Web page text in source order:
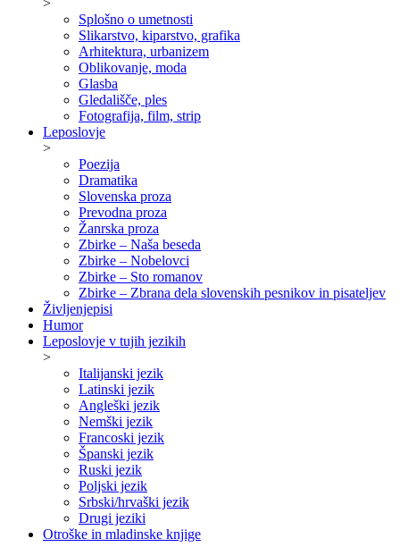
>
Splošno o umetnosti
Slikarstvo, kiparstvo, grafika
Arhitektura, urbanizem
Oblikovanje, moda
Glasba
Gledališče, ples
Fotografija, film, strip
Leposlovje
>
Poezija
Dramatika
Slovenska proza
Prevodna proza
Žanrska proza
Zbirke – Naša beseda
Zbirke – Nobelovci
Zbirke – Sto romanov
Zbirke – Zbrana dela slovenskih pesnikov in pisateljev
Življenjepisi
Humor
Leposlovje v tujih jezikih
>
Italijanski jezik
Latinski jezik
Angleški jezik
Nemški jezik
Francoski jezik
Španski jezik
Ruski jezik
Poljski jezik
Srbski/hrvaški jezik
Drugi jeziki
Otroške in mladinske knjige